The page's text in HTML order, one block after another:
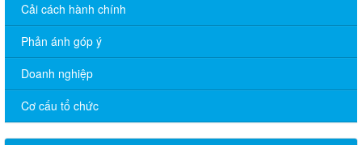
Cải cách hành chính
Phản ánh góp ý
Doanh nghiệp
Cơ cấu tổ chức